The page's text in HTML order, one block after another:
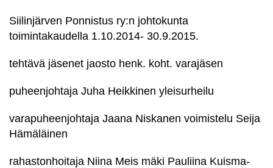
Siilinjärven Ponnistus ry:n johtokunta
toimintakaudella 1.10.2014- 30.9.2015.
tehtävä jäsenet jaosto henk. koht. varajäsen
puheenjohtaja Juha Heikkinen yleisurheilu
varapuheenjohtaja Jaana Niskanen voimistelu Seija
Hämäläinen
rahastonhoitaja Niina Meis mäki Pauliina Kuisma-